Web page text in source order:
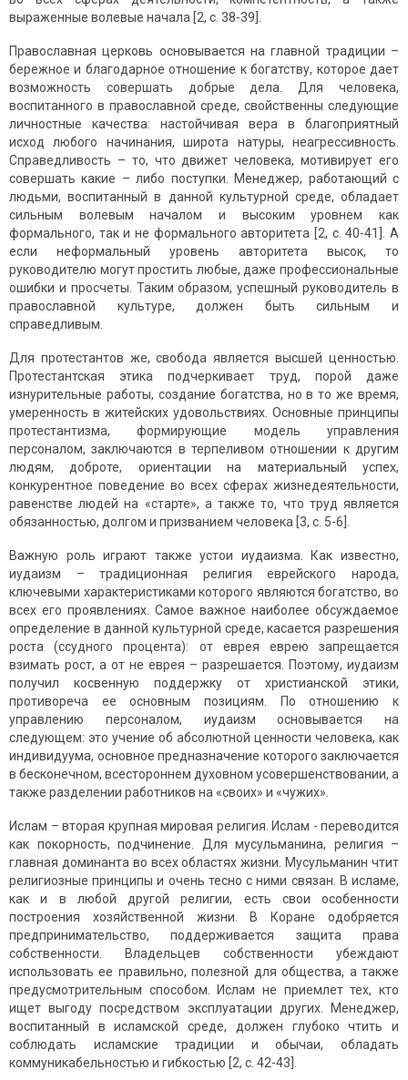
выраженные волевые начала [2, с. 38-39].
Православная церковь основывается на главной традиции –
бережное и благодарное отношение к богатству, которое дает
возможность совершать добрые дела. Для человека,
воспитанного в православной среде, свойственны следующие
личностные качества: настойчивая вера в благоприятный
исход любого начинания, широта натуры, неагрессивность.
Справедливость – то, что движет человека, мотивирует его
совершать какие – либо поступки. Менеджер, работающий с
людьми, воспитанный в данной культурной среде, обладает
сильным волевым началом и высоким уровнем как
формального, так и не формального авторитета [2, с. 40-41]. А
если неформальный уровень авторитета высок, то
руководителю могут простить любые, даже профессиональные
ошибки и просчеты. Таким образом, успешный руководитель в
православной культуре, должен быть сильным и
справедливым.
Для протестантов же, свобода является высшей ценностью.
Протестантская этика подчеркивает труд, порой даже
изнурительные работы, создание богатства, но в то же время,
умеренность в житейских удовольствиях. Основные принципы
протестантизма, формирующие модель управления
персоналом, заключаются в терпеливом отношении к другим
людям, доброте, ориентации на материальный успех,
конкурентное поведение во всех сферах жизнедеятельности,
равенстве людей на «старте», а также то, что труд является
обязанностью, долгом и призванием человека [3, с. 5-6].
Важную роль играют также устои иудаизма. Как известно,
иудаизм – традиционная религия еврейского народа,
ключевыми характеристиками которого являются богатство, во
всех его проявлениях. Самое важное наиболее обсуждаемое
определение в данной культурной среде, касается разрешения
роста (ссудного процента): от еврея еврею запрещается
взимать рост, а от не еврея – разрешается. Поэтому, иудаизм
получил косвенную поддержку от христианской этики,
противореча ее основным позициям. По отношению к
управлению персоналом, иудаизм основывается на
следующем: это учение об абсолютной ценности человека, как
индивидуума, основное предназначение которого заключается
в бесконечном, всестороннем духовном усовершенствовании, а
также разделении работников на «своих» и «чужих».
Ислам – вторая крупная мировая религия. Ислам - переводится
как покорность, подчинение. Для мусульманина, религия –
главная доминанта во всех областях жизни. Мусульманин чтит
религиозные принципы и очень тесно с ними связан. В исламе,
как и в любой другой религии, есть свои особенности
построения хозяйственной жизни. В Коране одобряется
предпринимательство, поддерживается защита права
собственности. Владельцев собственности убеждают
использовать ее правильно, полезной для общества, а также
предусмотрительным способом. Ислам не приемлет тех, кто
ищет выгоду посредством эксплуатации других. Менеджер,
воспитанный в исламской среде, должен глубоко чтить и
соблюдать исламские традиции и обычаи, обладать
коммуникабельностью и гибкостью [2, с. 42-43].